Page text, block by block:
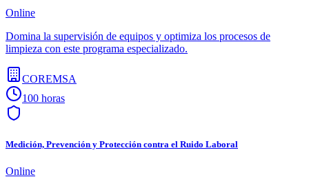
Online
Domina la supervisión de equipos y optimiza los procesos de
limpieza con este programa especializado.
COREMSA
100 horas
Medición, Prevención y Protección contra el Ruido Laboral
Online